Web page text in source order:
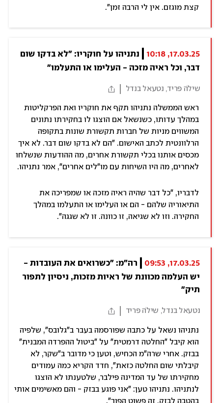
קצת מוגזם. אין לי הרבה זמן".
17.03.25, 10:18
דבר, וכל ראיה מזכה - העלימו או התעלמו"
שילֹה פריד, נטעאל בנדל
ראש הממשלה נתניהו תקף את חוקריו ואת הפרקליטות
במהלך עדותו, כשנשאל אם הוצגו לו בחקירתו נתונים
המשווים מניות של חברות תקשורת שונות בתקופה
הרלוונטית לכתב האישום. "הם לא בדקו שום דבר. לא איך
מכסים אותנו בכלי תקשורת אחרים, מה ההודעות שנשלחו
לאחרים, מה היו השיחות עם מו"לים אחרים", אמר נתניהו.
לדבריו, "כל דבר שהיה ראיה מזכה או שמפריכה את
התיאוריה שלהם - הם או העלימו או התעלמו במהלך
החקירה. וזו לא שגיאה, זו כוונה. זו לא שגגה".
17.03.25, 09:53
תיק"
נטעאל בנדל, שילֹה פריד
נתניהו נשאל על כתבה שפורסמה בעבר ב"גלובס", שלפיה
הוא קיבל "החלטה דרמטית" על "ביטול ההפרדה המבנית"
בבזק. אחרי שרה"מ הכחיש, וטען כי מדובר ב"שקר, לא
קיבלתי שום החלטה כזאת", חדד הקריא כמה עמודים
מחקירתו של עד המדינה פילבר, שלטענתו לא הוצגו
לנתניהו. נתניהו טען: "אני פוגע בבזק - והם מאשימים אותי
בהטבה לבזק, זה פשוט הפוך".